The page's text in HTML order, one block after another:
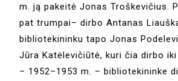
m. ją pakeitė Jonas Troškevičius.
pat trumpai– dirbo Antanas
bibliotekininku tapo Jonas
Jūra Katėlevičiūtė, kuri čia dirbo
– 1952–1953 m. – bibliotekininke